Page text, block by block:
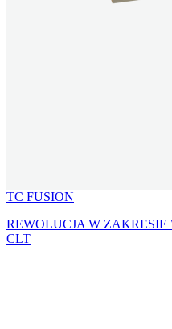
TC FUSION
REWOLUCJA W
CLT